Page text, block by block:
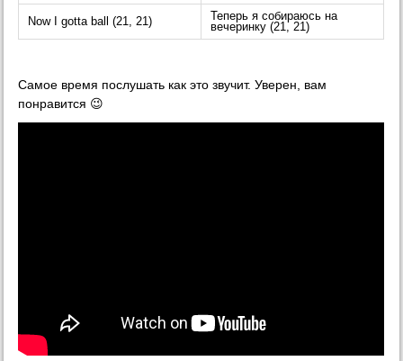
Now I gotta ball (21, 21)
Теперь я собираюсь на
вечеринку (21, 21)
Самое время послушать как это звучит. Уверен, вам
понравится 😉